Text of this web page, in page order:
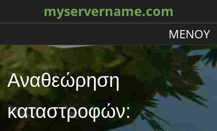
myservername.com
ΜΕΝΟΎ
Αναθεώρηση
καταστροφών: